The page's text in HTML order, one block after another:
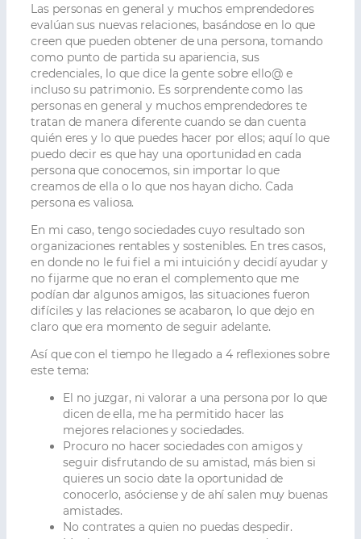
Las personas en general y muchos emprendedores
evalúan sus nuevas relaciones, basándose en lo que
creen que pueden obtener de una persona, tomando
como punto de partida su apariencia, sus
credenciales, lo que dice la gente sobre ello@ e
incluso su patrimonio. Es sorprendente como las
personas en general y muchos emprendedores te
tratan de manera diferente cuando se dan cuenta
quién eres y lo que puedes hacer por ellos; aquí lo que
puedo decir es que hay una oportunidad en cada
persona que conocemos, sin importar lo que
creamos de ella o lo que nos hayan dicho. Cada
persona es valiosa.
En mi caso, tengo sociedades cuyo resultado son
organizaciones rentables y sostenibles. En tres casos,
en donde no le fui fiel a mi intuición y decidí ayudar y
no fijarme que no eran el complemento que me
podían dar algunos amigos, las situaciones fueron
difíciles y las relaciones se acabaron, lo que dejo en
claro que era momento de seguir adelante.
Así que con el tiempo he llegado a 4 reflexiones sobre
este tema:
El no juzgar, ni valorar a una persona por lo que
dicen de ella, me ha permitido hacer las
mejores relaciones y sociedades.
Procuro no hacer sociedades con amigos y
seguir disfrutando de su amistad, más bien si
quieres un socio date la oportunidad de
conocerlo, asóciense y de ahí salen muy buenas
amistades.
No contrates a quien no puedas despedir.